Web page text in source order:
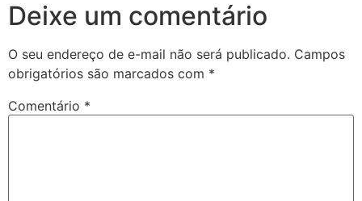
Deixe um comentário
O seu endereço de e-mail não será publicado. Campos
obrigatórios são marcados com *
Comentário *